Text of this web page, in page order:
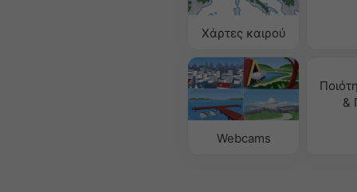
Χάρτες καιρού
Webcams
&